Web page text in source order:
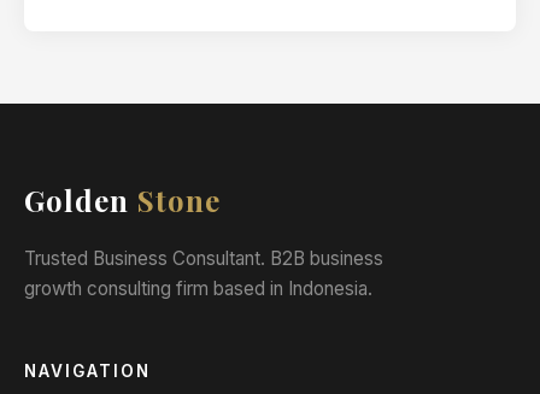
Golden Stone
Trusted Business Consultant. B2B business
growth consulting firm based in Indonesia.
NAVIGATION